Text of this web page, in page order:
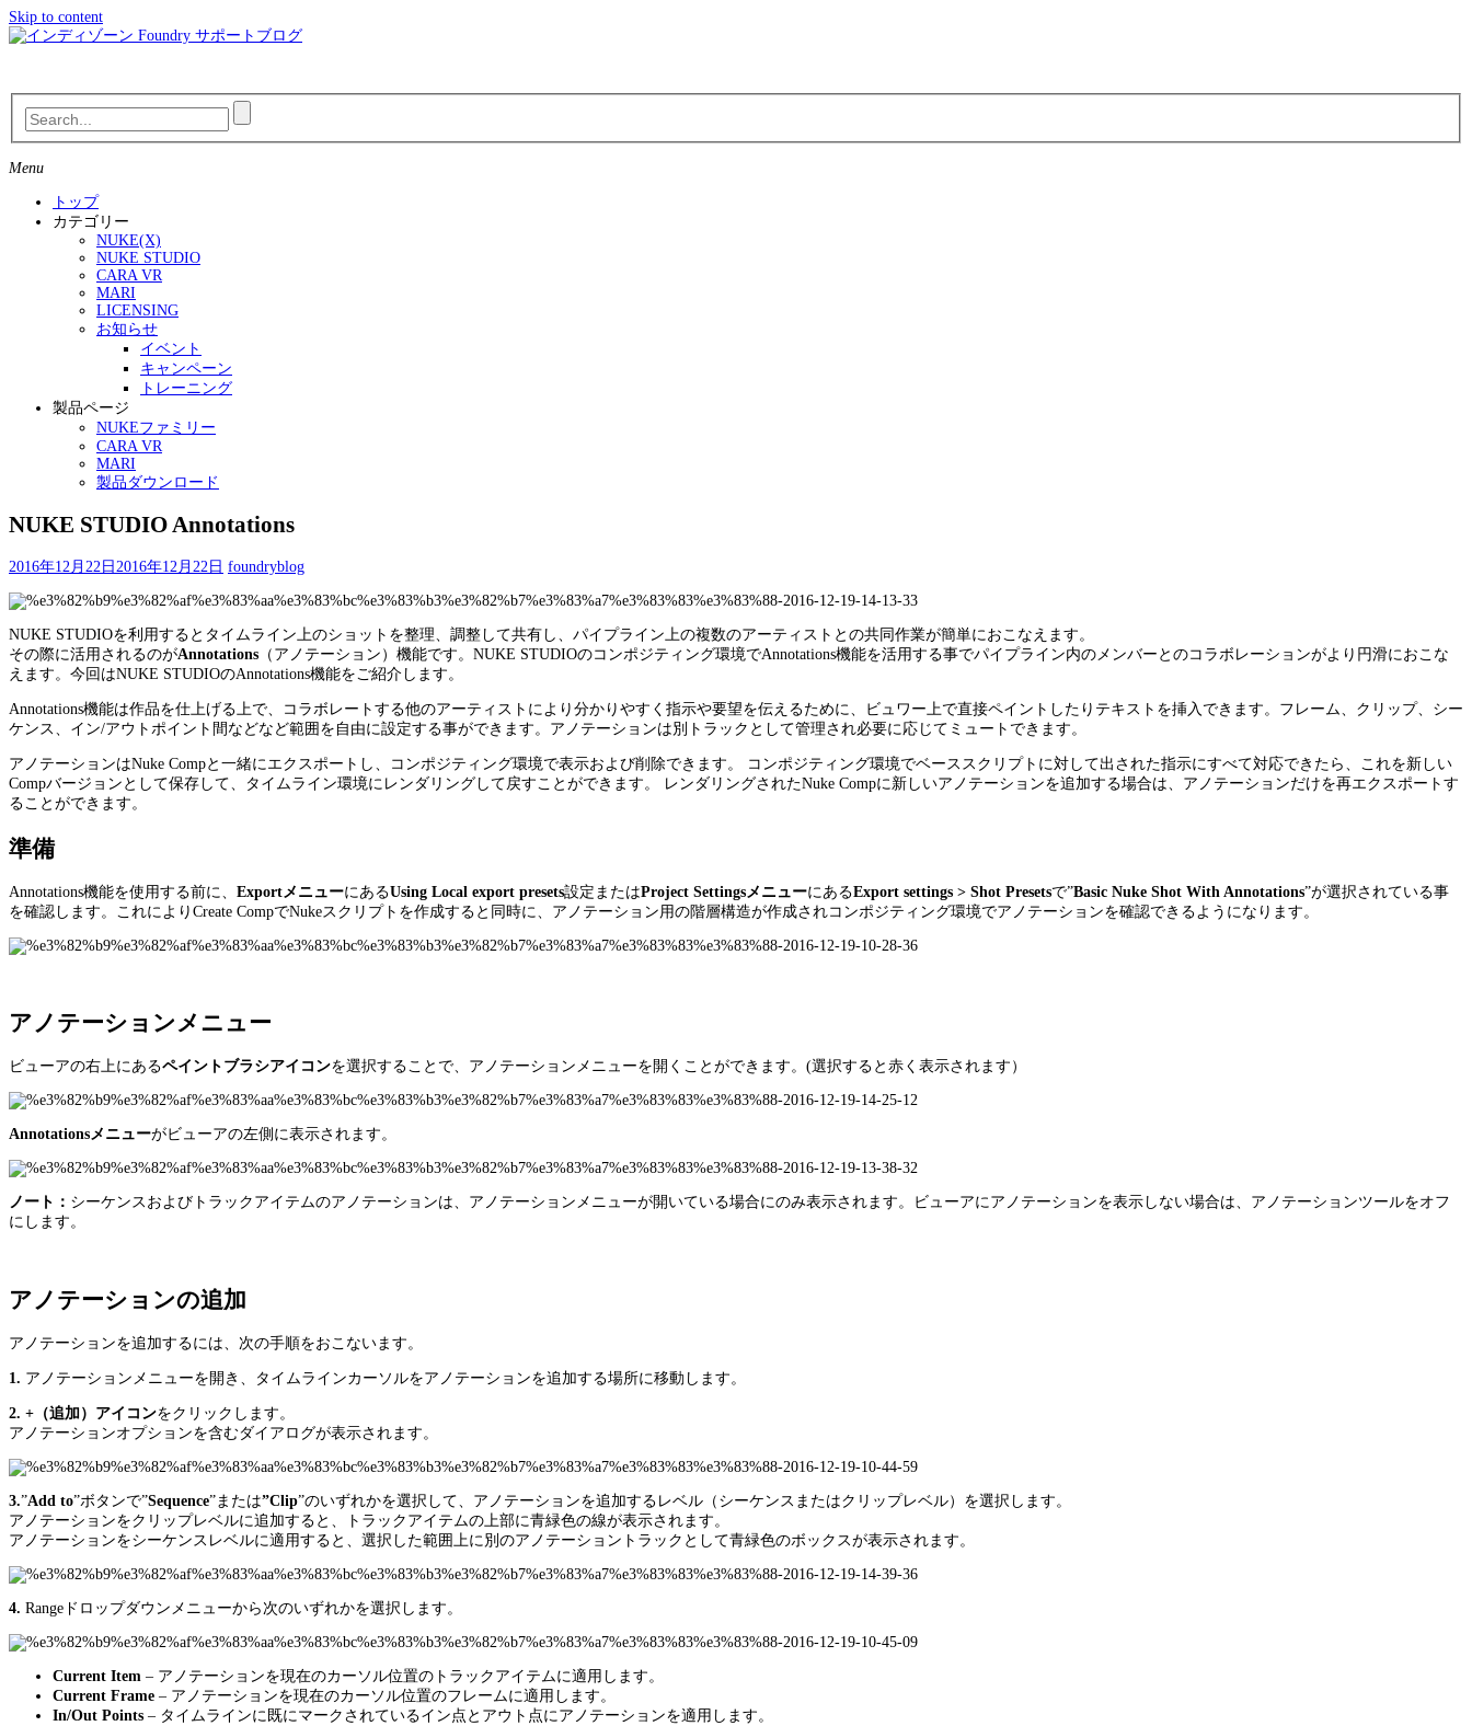
Skip to content
Menu
トップ
カテゴリー
NUKE(X)
NUKE STUDIO
CARA VR
MARI
LICENSING
お知らせ
イベント
キャンペーン
トレーニング
製品ページ
NUKEファミリー
CARA VR
MARI
製品ダウンロード
NUKE STUDIO Annotations
2016年12月22日 2016年12月22日 foundryblog
NUKE STUDIOを利用するとタイムライン上のショットを整理、調整して共有し、パイプライン上の複数のアーティストとの共同作業が簡単におこなえます。
その際に活用されるのがAnnotations （アノテーション）機能です。NUKE STUDIOのコンポジティング環境でAnnotations機能を活用する事でパイプライン内のメンバーとのコラボレーションがより円滑におこな
えます。今回はNUKE STUDIOのAnnotations機能をご紹介します。
Annotations機能は作品を仕上げる上で、コラボレートする他のアーティストにより分かりやすく指示や要望を伝えるために、ビュワー上で直接ペイントしたりテキストを挿入できます。フレーム、クリップ、シー
ケンス、イン/アウトポイント間などなど範囲を自由に設定する事ができます。アノテーションは別トラックとして管理され必要に応じてミュートできます。
アノテーションはNuke Compと一緒にエクスポートし、コンポジティング環境で表示および削除できます。 コンポジティング環境でベーススクリプトに対して出された指示にすべて対応できたら、これを新しい
Compバージョンとして保存して、タイムライン環境にレンダリングして戻すことができます。 レンダリングされたNuke Compに新しいアノテーションを追加する場合は、アノテーションだけを再エクスポートす
ることができます。
準備
Annotations機能を使用する前に、 ExportメニューにあるUsing Local export presets設定またはProject SettingsメニューにあるExport settings > Shot Presetsで”Basic Nuke Shot With Annotations”が選択されている事
を確認します。これによりCreate CompでNukeスクリプトを作成すると同時に、アノテーション用の階層構造が作成されコンポジティング環境でアノテーションを確認できるようになります。
アノテーションメニュー
ビューアの右上にあるペイントブラシアイコンを選択することで、アノテーションメニューを開くことができます。(選択すると赤く表示されます）
Annotationsメニューがビューアの左側に表示されます。
ノート： シーケンスおよびトラックアイテムのアノテーションは、アノテーションメニューが開いている場合にのみ表示されます。ビューアにアノテーションを表示しない場合は、アノテーションツールをオフ
にします。
アノテーションの追加
アノテーションを追加するには、次の手順をおこないます。
1. アノテーションメニューを開き、タイムラインカーソルをアノテーションを追加する場所に移動します。
2. +（追加）アイコンをクリックします。
アノテーションオプションを含むダイアログが表示されます。
3.”Add to”ボタンで”Sequence”または”Clip”のいずれかを選択して、アノテーションを追加するレベル（シーケンスまたはクリップレベル）を選択します。
アノテーションをクリップレベルに追加すると、トラックアイテムの上部に青緑色の線が表示されます。
アノテーションをシーケンスレベルに適用すると、選択した範囲上に別のアノテーショントラックとして青緑色のボックスが表示されます。
4. Rangeドロップダウンメニューから次のいずれかを選択します。
Current Item – アノテーションを現在のカーソル位置のトラックアイテムに適用します。
Current Frame – アノテーションを現在のカーソル位置のフレームに適用します。
In/Out Points – タイムラインに既にマークされているイン点とアウト点にアノテーションを適用します。